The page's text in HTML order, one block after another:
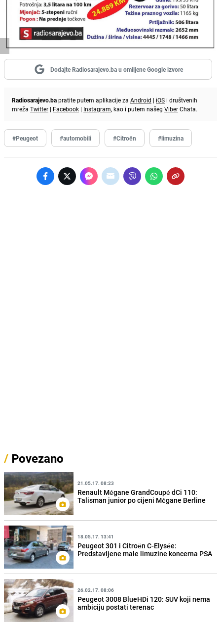
Dodajte Radiosarajevo.ba u omiljene Google izvore
Radiosarajevo.bapratite putem aplikacije za Android | iOS i društvenih
mreža Twitter | Facebook | Instagram, kao i putem našeg ViberChata.
#Peugeot #automobili #Citroën #limuzina
/ Povezano
21.05.17. 08:23
Renault Mégane GrandCoupé dCi 110:
Talisman junior po cijeni Mégane Berline
18.05.17. 13:41
Peugeot 301 i Citroën C-Elysée:
Predstavljene male limuzine koncerna PSA
26.02.17. 08:06
Peugeot 3008 BlueHDi 120: SUV koji nema
ambiciju postati terenac